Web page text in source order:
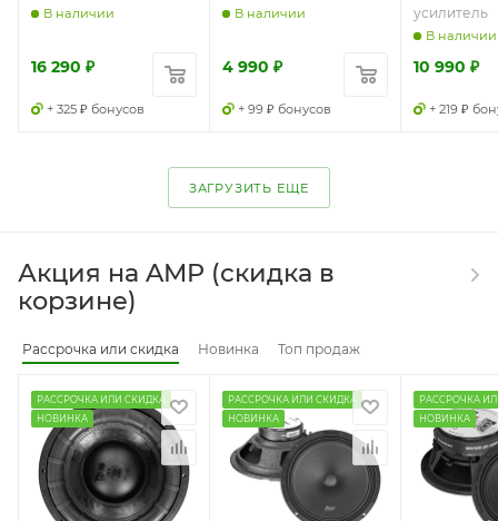
В наличии
16 290 ₽
+ 325 ₽ бонусов
В наличии
4 990 ₽
+ 99 ₽ бонусов
Ом]
усилитель
В наличии
10 990 ₽
+ 219 ₽
ЗАГРУЗИТЬ ЕЩЕ
Акция на AMP (скидка в
корзине)
Рассрочка или скидка Новинка Топ продаж
РАССРОЧКА ИЛИ СКИДКА
НОВИНКА
РАССРОЧКА ИЛИ СКИДКА
НОВИНКА
РАССРОЧКА
НОВИНКА